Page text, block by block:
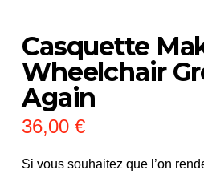
Casquette
Wheelchair
Again
36,00 €
Si vous souhaitez que l’on